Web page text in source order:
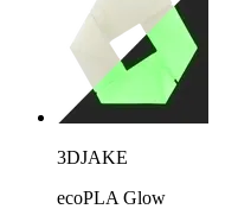
3DJAKE
ecoPLA Glow